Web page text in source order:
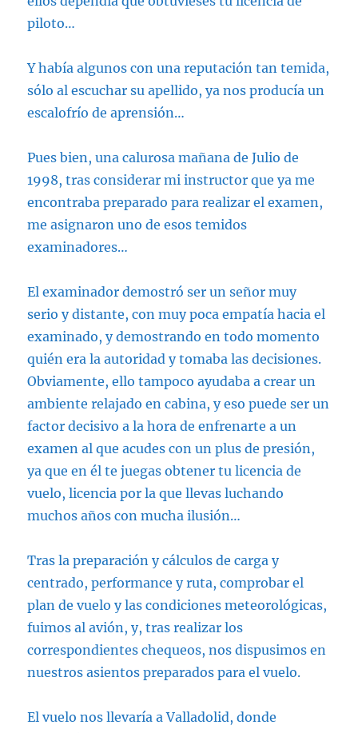
piloto…
Y había algunos con una reputación tan temida,
sólo al escuchar su apellido, ya nos producía un
escalofrío de aprensión…
Pues bien, una calurosa mañana de Julio de
1998, tras considerar mi instructor que ya me
encontraba preparado para realizar el examen,
me asignaron uno de esos temidos
examinadores…
El examinador demostró ser un señor muy
serio y distante, con muy poca empatía hacia el
examinado, y demostrando en todo momento
quién era la autoridad y tomaba las decisiones.
Obviamente, ello tampoco ayudaba a crear un
ambiente relajado en cabina, y eso puede ser un
factor decisivo a la hora de enfrenarte a un
examen al que acudes con un plus de presión,
ya que en él te juegas obtener tu licencia de
vuelo, licencia por la que llevas luchando
muchos años con mucha ilusión…
Tras la preparación y cálculos de carga y
centrado, performance y ruta, comprobar el
plan de vuelo y las condiciones meteorológicas,
fuimos al avión, y, tras realizar los
correspondientes chequeos, nos dispusimos en
nuestros asientos preparados para el vuelo.
El vuelo nos llevaría a Valladolid, donde